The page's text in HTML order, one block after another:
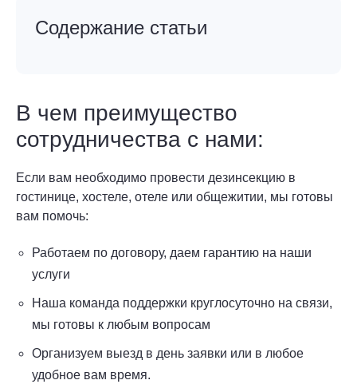
Содержание статьи
В чем преимущество
сотрудничества с нами:
Если вам необходимо провести дезинсекцию в
гостинице, хостеле, отеле или общежитии, мы готовы
вам помочь:
Работаем по договору, даем гарантию на наши
услуги
Наша команда поддержки круглосуточно на связи,
мы готовы к любым вопросам
Организуем выезд в день заявки или в любое
удобное вам время.